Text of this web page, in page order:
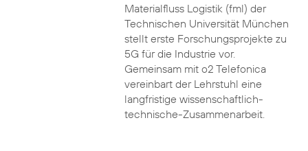
Materialfluss Logistik (fml) der
Technischen Universität München
stellt erste Forschungsprojekte zu
5G für die Industrie vor.
Gemeinsam mit o2 Telefonica
vereinbart der Lehrstuhl eine
langfristige wissenschaftlich-
technische-Zusammenarbeit.